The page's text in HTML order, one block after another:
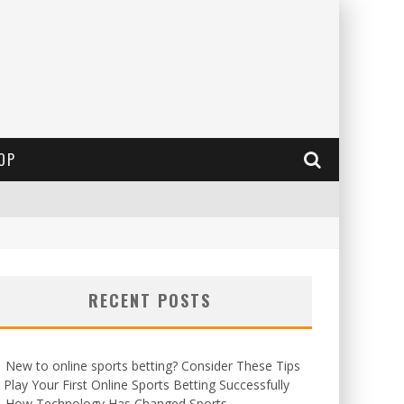
RECENT POSTS
New to online sports betting? Consider These Tips
Your First Online Sports Betting Successfully